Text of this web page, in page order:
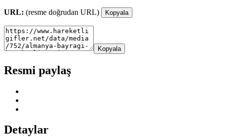
URL: (resme doğrudan URL) Kopyala
Kopyala
Resmi paylaş
Detaylar